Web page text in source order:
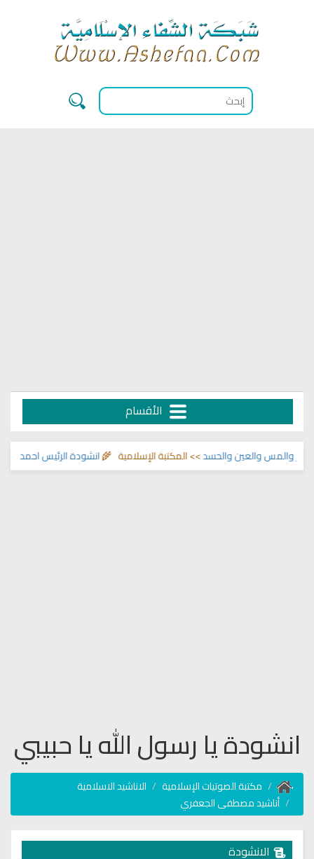
الأقسام
انشودة الرئيس احمد الشرع والعين والحسد>> المكتبة الإسلامية 🌾
انشودة يا رسول الله يا حبيبي
مكتبة الصوتيات الإسلامية
الاناشيد الاسلامية
أناشيد مصطفى الجعفري
الانشودة